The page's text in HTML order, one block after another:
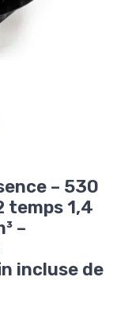
– 530
temps 1,4
–
incluse de